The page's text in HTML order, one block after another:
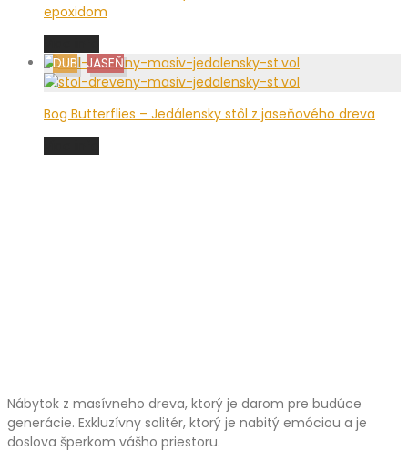
epoxidom
DUB JASEŇ
Bog Butterflies – Jedálensky stôl z jaseňového dreva
Nábytok z masívneho dreva, ktorý je darom pre budúce
generácie. Exkluzívny solitér, ktorý je nabitý emóciou a je
doslova šperkom vášho priestoru.